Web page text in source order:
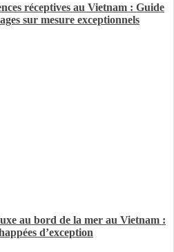
réceptives au Vietnam : Guide
sur mesure exceptionnels
au bord de la mer au Vietnam :
d’exception